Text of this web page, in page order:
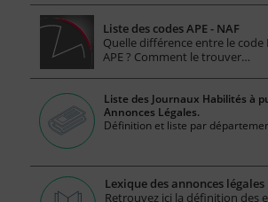
Liste des codes APE - NAF
Quelle différence entre le code
APE ? Comment le trouver…
Liste des Journaux Habilités à
Annonces Légales.
Définition et liste par
Lexique des annonces légales
Retrouvez ici la définition des